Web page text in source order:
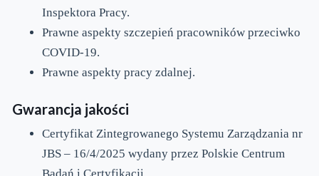
Inspektora Pracy.
Prawne aspekty szczepień pracowników przeciwko
COVID-19.
Prawne aspekty pracy zdalnej.
Gwarancja jakości
Certyfikat Zintegrowanego Systemu Zarządzania nr
JBS – 16/4/2025 wydany przez Polskie Centrum
Badań i Certyfikacji